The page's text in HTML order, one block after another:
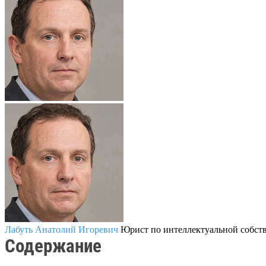
Лабуть Анатолий Игоревич Юрист по интеллектуальной
Содержание